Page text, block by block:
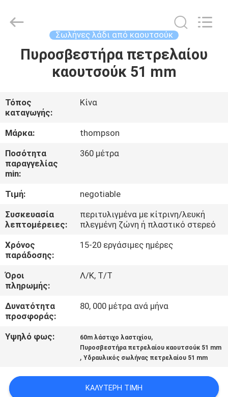
ΣΠΊΤΙ
ΠΕΡΊΠΟΥ
ΕΜΕΊΣ
ΓΎΡΟΣ
ΕΡΓΟΣΤΑΣΊΩΝ
ΠΟΙΟΤΙΚΌΣ
ΜΑΣ
ΕΛΆΤΕ
ΣΕ
ΕΠΑΦΉ
ΜΕ
2021
Rights
Reserved.
Developed
Σωλήνες λάδι από καουτσούκ
Πυροσβεστήρα πετρελαίου
καουτσούκ 51 mm
Τόπος
καταγωγής:
Κίνα
Μάρκα:
thompson
Ποσότητα
παραγγελίας
min:
360 μέτρα
Τιμή:
negotiable
Συσκευασία
λεπτομέρειες:
περιτυλιγμένα με κίτρινη/λευκή
πλεγμένη ζώνη ή πλαστικό στερεό
Χρόνος
παράδοσης:
15-20 εργάσιμες ημέρες
Όροι
πληρωμής:
Λ/Κ, Τ/Τ
Δυνατότητα
προσφοράς:
80, 000 μέτρα ανά μήνα
Υψηλό φως: 60m λάστιχο λαστιχίου,
Πυροσβεστήρα πετρελαίου καουτσούκ 51 mm
,Υδραυλικός σωλήνας πετρελαίου 51 mm
ΚΑΛΎΤΕΡΗ ΤΙΜΉ